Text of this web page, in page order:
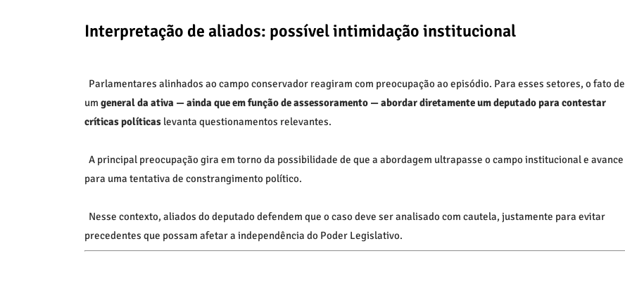
Interpretação de aliados: possível intimidação institucional
Parlamentares alinhados ao campo conservador reagiram com preocupação ao episódio. Para esses setores, o fato de
um general da ativa — ainda que em função de assessoramento — abordar diretamente um deputado para contestar
críticas políticaslevanta questionamentos relevantes.
A principal preocupação gira em torno da possibilidade de que a abordagem ultrapasse o campo institucional e avance
para uma tentativa de constrangimento político.
Nesse contexto, aliados do deputado defendem que o caso deve ser analisado com cautela, justamente para evitar
precedentes que possam afetar a independência do Poder Legislativo.